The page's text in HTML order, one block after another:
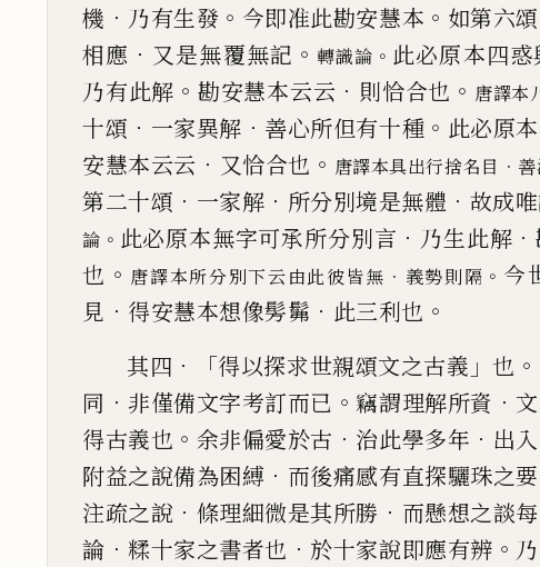
機 ． 乃有生發 。 今即准此勘安慧本 。 如第六頌
相應 ． 又是無覆無記 。 轉識論 。 此必原本四
乃有此解 。 勘安慧本云云 ． 則恰合也 。 唐譯本
十頌 ． 一家異解 ． 善心所但有十種 。 此必原
安慧本云云 ． 又恰合也 。 唐譯本具出行捨名目 ．
第二十頌 ． 一家解 ． 所分別境是無體 ． 故成
論 。 此必原本無字可承所分別言 ． 乃生此解 ．
也 。 唐譯本所分別下云由此彼皆無 ． 義勢則隔 。 今
見 ． 得安慧本想像髣髴 ． 此三利也 。
其四 ．「得以探求世親頌文之古義 」也 。
同 ． 非僅備文字考訂而已 。 竊謂理解所資 ．
得古義也 。 余非偏愛於古 ． 治此學多年 ． 出
附益之說備為困縛 ． 而後痛感有直探驪珠之要
注疏之說 ． 條理細微是其所勝 ． 而懸想之談
論 ． 糅十家之書者也 ． 於十家說即應有辨 。